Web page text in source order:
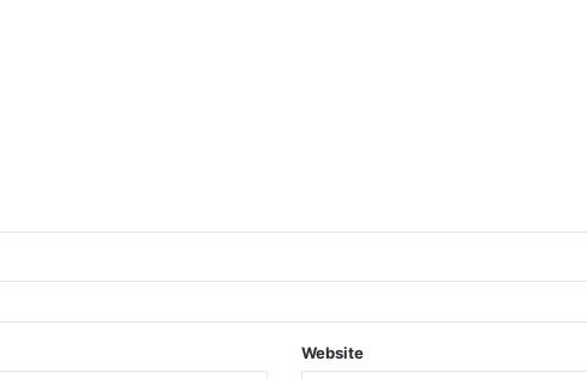
Website